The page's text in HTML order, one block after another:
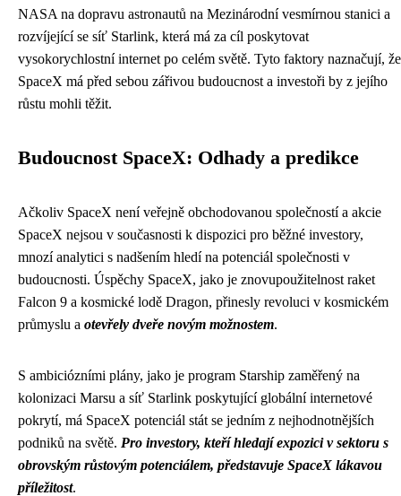
NASA na dopravu astronautů na Mezinárodní vesmírnou stanici a
rozvíjející se síť Starlink, která má za cíl poskytovat
vysokorychlostní internet po celém světě. Tyto faktory naznačují, že
SpaceX má před sebou zářivou budoucnost a investoři by z jejího
růstu mohli těžit.
Budoucnost SpaceX: Odhady a predikce
Ačkoliv SpaceX není veřejně obchodovanou společností a akcie
SpaceX nejsou v současnosti k dispozici pro běžné investory,
mnozí analytici s nadšením hledí na potenciál společnosti v
budoucnosti. Úspěchy SpaceX, jako je znovupoužitelnost raket
Falcon 9 a kosmické lodě Dragon, přinesly revoluci v kosmickém
průmyslu a otevřely dveře novým možnostem.
S ambiciózními plány, jako je program Starship zaměřený na
kolonizaci Marsu a síť Starlink poskytující globální internetové
pokrytí, má SpaceX potenciál stát se jedním z nejhodnotnějších
podniků na světě. Pro investory, kteří hledají expozici v sektoru s
obrovským růstovým potenciálem, představuje SpaceX lákavou
příležitost.